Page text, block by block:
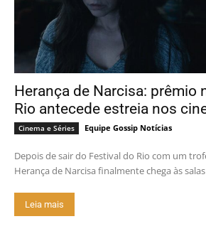
Herança de Narcisa: prêmio
Rio antecede estreia nos
Cinema e Séries Equipe Gossip Notícias
Depois de sair do Festival do Rio com um
Herança de Narcisa finalmente chega às
Leia mais